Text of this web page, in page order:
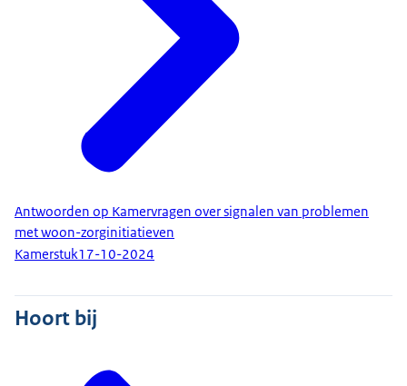
Antwoorden op Kamervragen over signalen van problemen
met woon-zorginitiatieven
Kamerstuk17-10-2024
Hoort bij